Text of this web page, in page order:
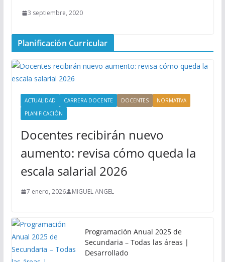
3 septiembre, 2020
Planificación Curricular
ACTUALIDAD CARRERA DOCENTE DOCENTES
NORMATIVA
PLANIFICACIÓN
Docentes recibirán nuevo
aumento: revisa cómo queda la
escala salarial 2026
7 enero, 2026 MIGUEL ANGEL
Programación Anual 2025 de
Secundaria – Todas las áreas |
Desarrollado